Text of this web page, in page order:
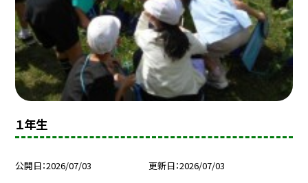
１年生
公開日 2026/07/03 更新日 2026/07/03